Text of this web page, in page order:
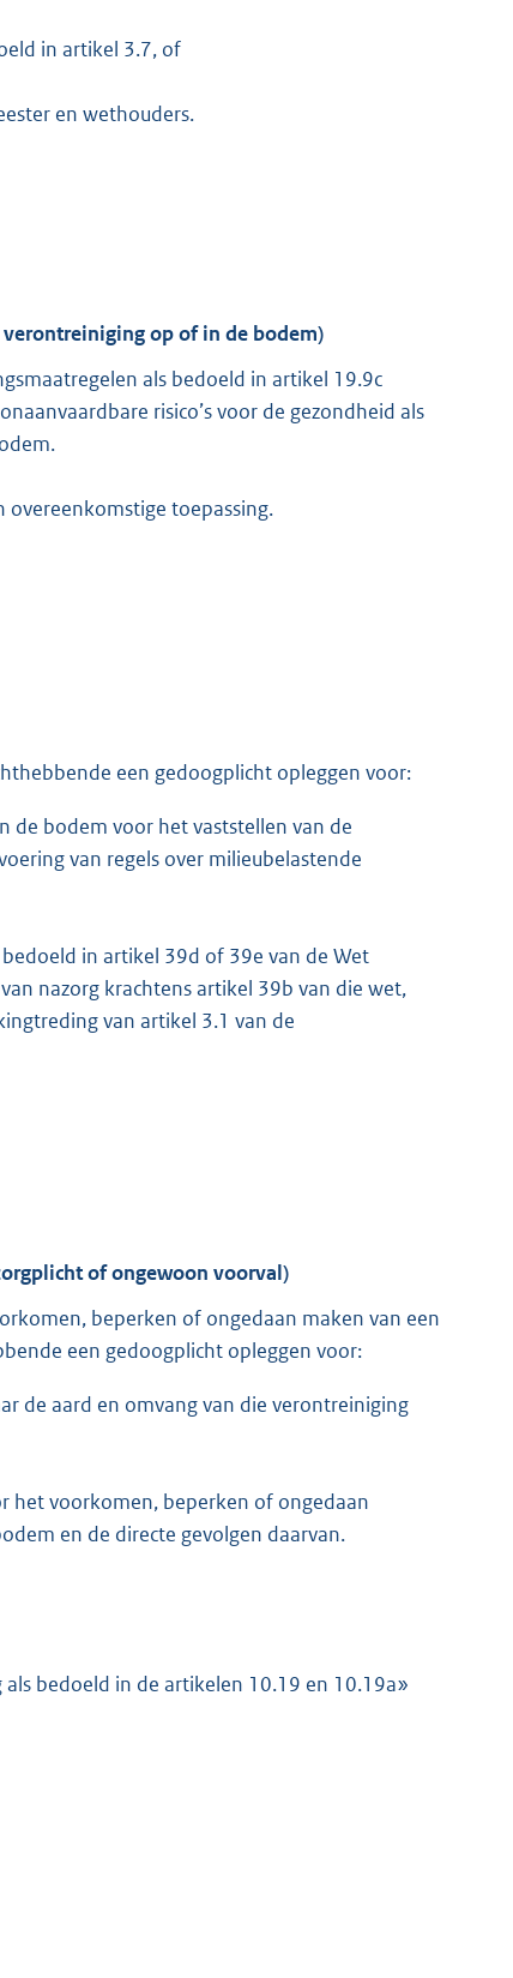
in artikel 3.7, of
en wethouders.
op of in de bodem)
als bedoeld in artikel 19.9c
risico’s voor de gezondheid als
overeenkomstige toepassing.
een gedoogplicht opleggen voor:
de bodem voor het vaststellen van de
van regels over milieubelastende
in artikel 39d of 39e van de Wet
nazorg krachtens artikel 39b van die wet,
van artikel 3.1 van de
of ongewoon voorval)
beperken of ongedaan maken van een
een gedoogplicht opleggen voor:
de aard en omvang van die verontreiniging
het voorkomen, beperken of ongedaan
en de directe gevolgen daarvan.
bedoeld in de artikelen 10.19 en 10.19a»